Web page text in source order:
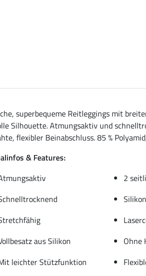
superbequeme Reitleggings mit
Silhouette. Atmungsaktiv und
flexibler Beinabschluss. 85 %
& Features:
2
aus Silikon
Ohne
leichter Stützfunktion